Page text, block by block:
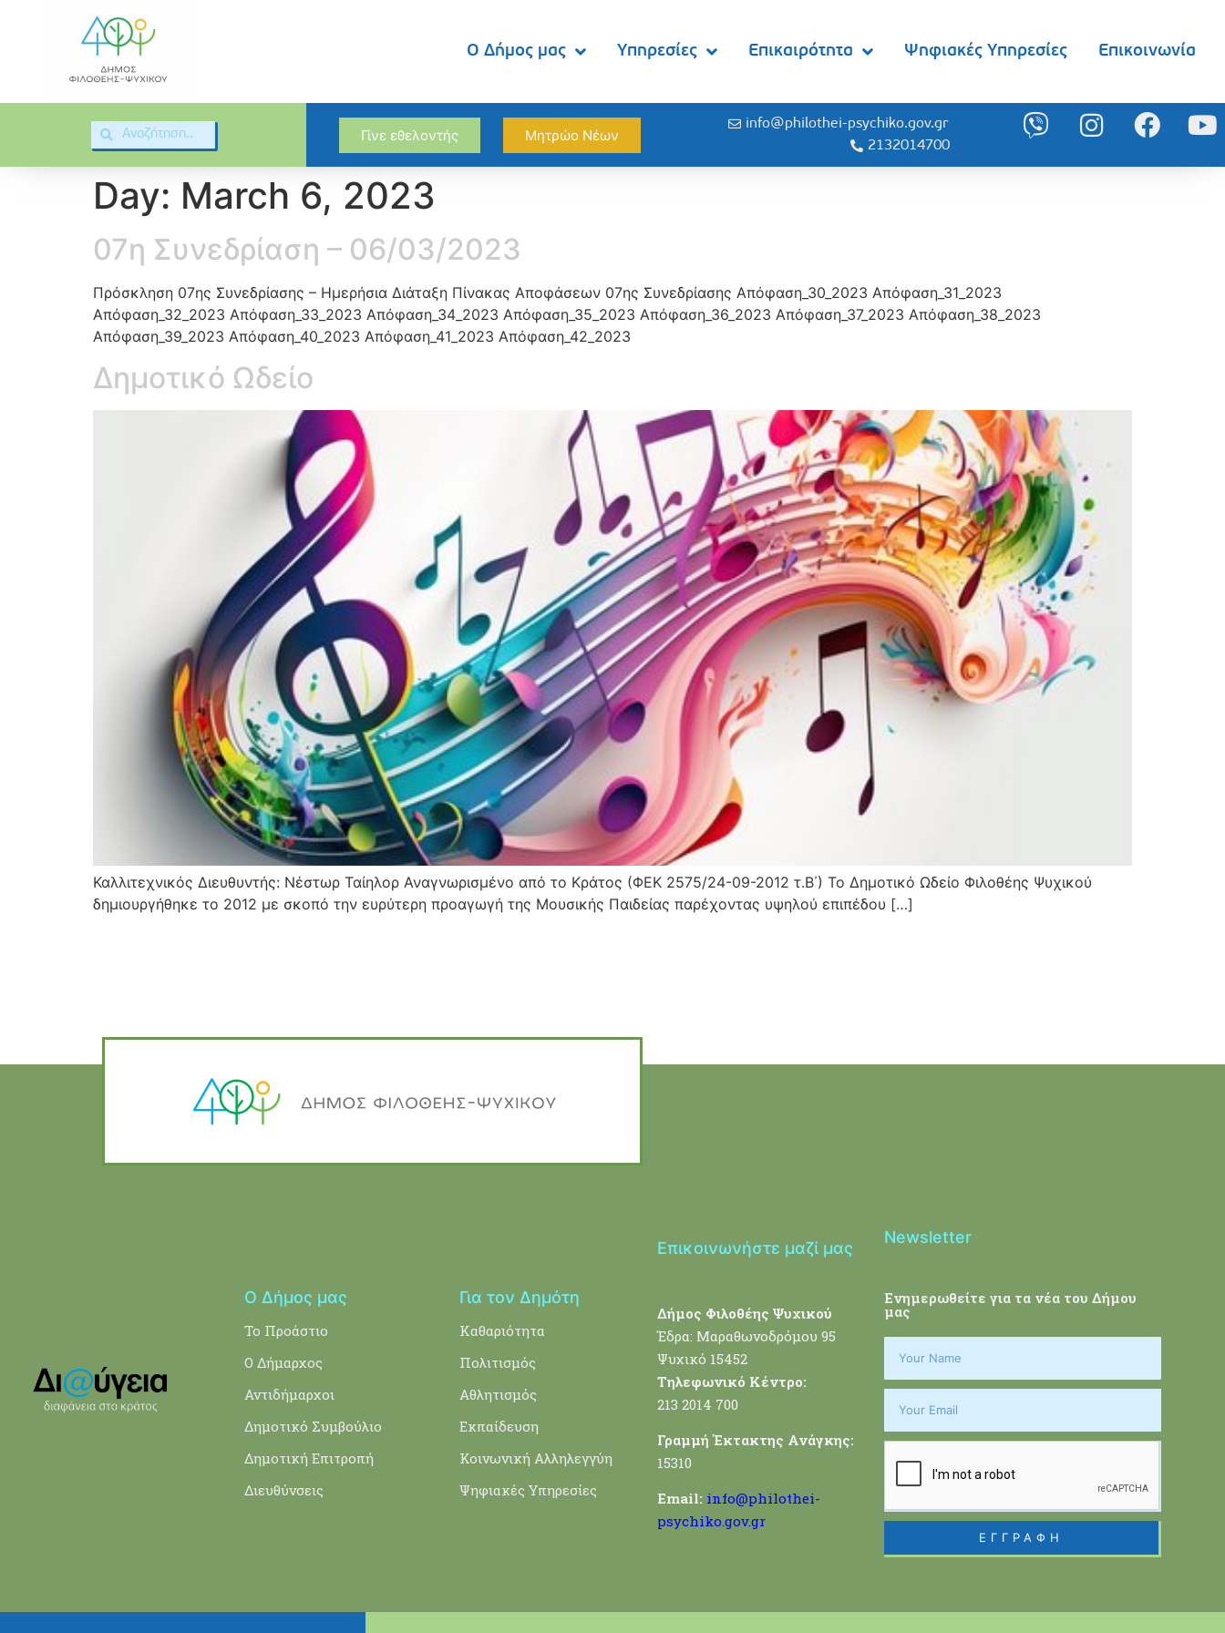
Ο Δήμος μας Υπηρεσίες Επικαιρότητα Ψηφιακές Υπηρεσίες Επικοινωνία
Γίνε εθελοντής Μητρώο Νέων
info@philothei-psychiko.gov.gr
2132014700
Day: March 6, 2023
07η Συνεδρίαση – 06/03/2023
Πρόσκληση 07ης Συνεδρίασης – Ημερήσια Διάταξη Πίνακας Αποφάσεων 07ης Συνεδρίασης Απόφαση_30_2023 Απόφαση_31_2023
Απόφαση_32_2023 Απόφαση_33_2023 Απόφαση_34_2023 Απόφαση_35_2023 Απόφαση_36_2023 Απόφαση_37_2023 Απόφαση_38_2023
Απόφαση_39_2023 Απόφαση_40_2023 Απόφαση_41_2023 Απόφαση_42_2023
Δημοτικό Ωδείο
Καλλιτεχνικός Διευθυντής: Νέστωρ Ταίηλορ Αναγνωρισμένο από το Κράτος (ΦΕΚ 2575/24-09-2012 τ.Β΄) Το Δημοτικό Ωδείο Φιλοθέης Ψυχικού
δημιουργήθηκε το 2012 με σκοπό την ευρύτερη προαγωγή της Μουσικής Παιδείας παρέχοντας υψηλού επιπέδου […]
Ο Δήμος μας
Το Προάστιο
Ο Δήμαρχος
Αντιδήμαρχοι
Δημοτικό Συμβούλιο
Δημοτική Επιτροπή
Διευθύνσεις
Για τον Δημότη
Καθαριότητα
Πολιτισμός
Αθλητισμός
Εκπαίδευση
Κοινωνική Αλληλεγγύη
Ψηφιακές Υπηρεσίες
Επικοινωνήστε μαζί μας
Δήμος Φιλοθέης Ψυχικού
Έδρα: Μαραθωνοδρόμου 95
Ψυχικό 15452
Τηλεφωνικό Κέντρο:
213 2014 700
Γραμμή Έκτακτης Ανάγκης:
15310
Email: info@philothei-
psychiko.gov.gr
Newsletter
Ενημερωθείτε για τα νέα του Δήμου
μας
ΕΓΓΡΑΦΗ